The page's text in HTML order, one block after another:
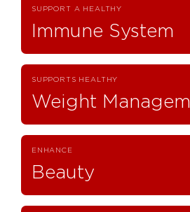
SUPPORT A HEALTHY
Immune System
SUPPORTS HEALTHY
Weight
ENHANCE
Beauty